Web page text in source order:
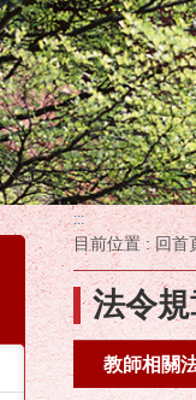
:::
目前位置 :回首
法令
教師相關